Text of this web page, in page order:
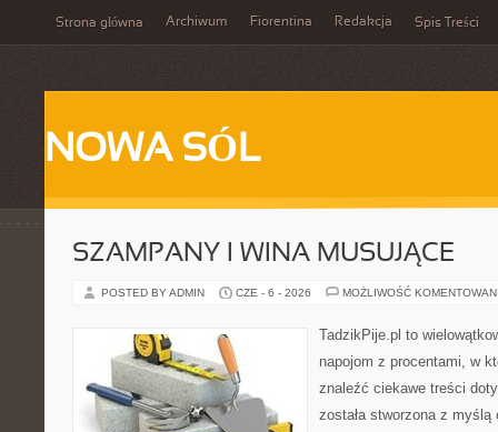
Strona główna Archiwum Fiorentina Redakcja Spis Treści
NOWA SÓL
SZAMPANY I WINA MUSUJĄCE
POSTED BY ADMIN CZE - 6 - 2026 MOŻLIWOŚĆ
TadzikPije.pl to
napojom z procentami, w
znaleźć ciekawe treści
została stworzona z